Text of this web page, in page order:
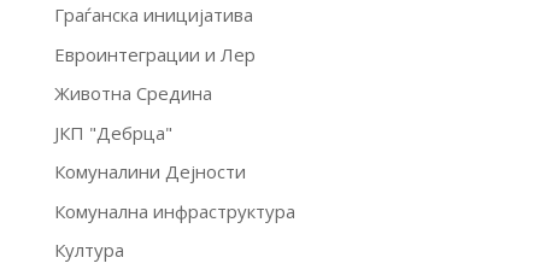
Граѓанска иницијатива
Евроинтеграции и Лер
Животна Средина
ЈКП "Дебрца"
Комуналини Дејности
Комунална инфраструктура
Култура